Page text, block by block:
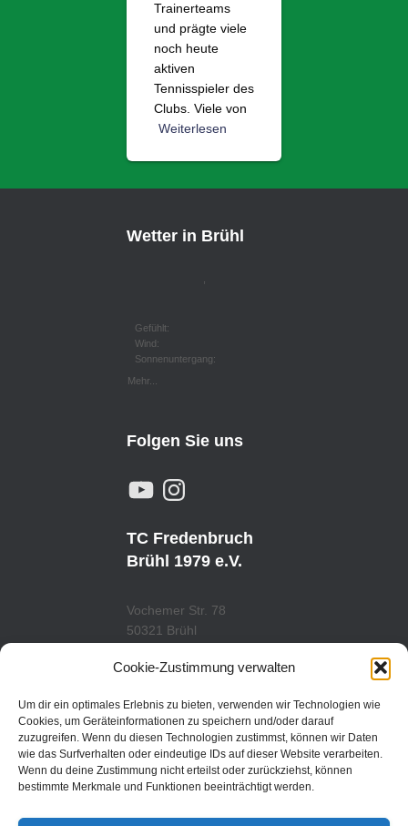
Cookie-Zustimmung verwalten
Um dir ein optimales Erlebnis zu bieten, verwenden wir Technologien wie
Cookies, um Geräteinformationen zu speichern und/oder darauf
zuzugreifen. Wenn du diesen Technologien zustimmst, können wir Daten
wie das Surfverhalten oder eindeutige IDs auf dieser Website verarbeiten.
Wenn du deine Zustimmung nicht erteilst oder zurückziehst, können
bestimmte Merkmale und Funktionen beeinträchtigt werden.
Trainerteams
und prägte viele
noch heute
aktiven
Tennisspieler des
Clubs. Viele von
Weiterlesen
Wetter in Brühl
Gefühlt:
Wind:
Sonnenuntergang:
Mehr...
Folgen Sie uns
Y
O
U
B
E
N
A
G
R
A
TC Fredenbruch
Brühl 1979 e.V.
Vochemer Str. 78
50321 Brühl
www.tcfredenbruch.de
DATENSCHUTZORDUNG